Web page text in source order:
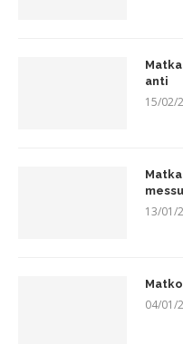
anti
15/02/
13/01/
04/01/